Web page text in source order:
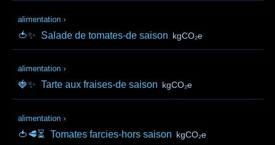
alimentation ›
🍅✨ Salade de tomates-de saison kgCO₂e
alimentation ›
🍓✨ Tarte aux fraises-de saison kgCO₂e
alimentation ›
🍅🥩⏳ Tomates farcies-hors saison kgCO₂e